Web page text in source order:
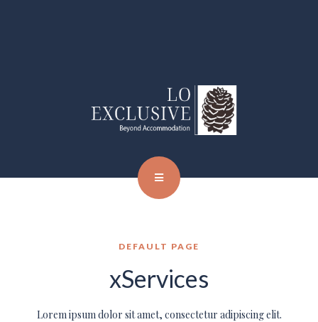
DEFAULT PAGE
xServices
Lorem ipsum dolor sit amet, consectetur adipiscing elit.